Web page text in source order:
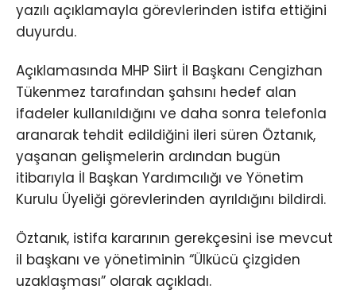
yazılı açıklamayla görevlerinden istifa ettiğini
duyurdu.
Açıklamasında MHP Siirt İl Başkanı Cengizhan
Tükenmez tarafından şahsını hedef alan
ifadeler kullanıldığını ve daha sonra telefonla
aranarak tehdit edildiğini ileri süren Öztanık,
yaşanan gelişmelerin ardından bugün
itibarıyla İl Başkan Yardımcılığı ve Yönetim
Kurulu Üyeliği görevlerinden ayrıldığını bildirdi.
Öztanık, istifa kararının gerekçesini ise mevcut
il başkanı ve yönetiminin “Ülkücü çizgiden
uzaklaşması” olarak açıkladı.